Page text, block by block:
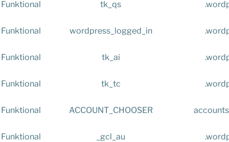
Funktional tk_qs
Funktional wordpress_logged_in
Funktional tk_ai
Funktional tk_tc
Funktional ACCOUNT_CHOOSER
Funktional _gcl_au